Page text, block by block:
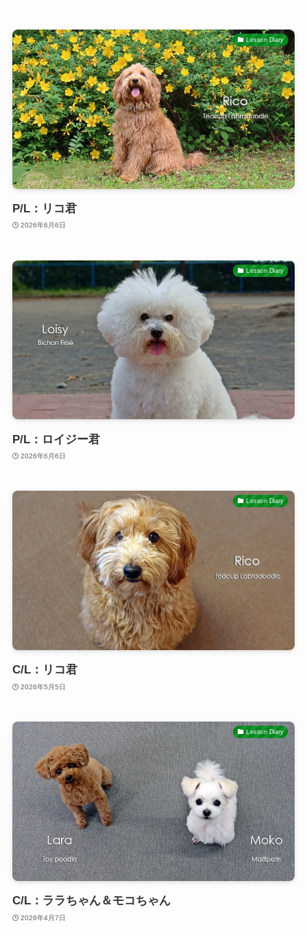
Lesson Diary
P/L：リコ君
2026年6月6日
Lesson Diary
P/L：ロイジー君
2026年6月6日
Lesson Diary
C/L：リコ君
2026年5月5日
Lesson Diary
C/L：ララちゃん＆モコちゃん
2026年4月7日